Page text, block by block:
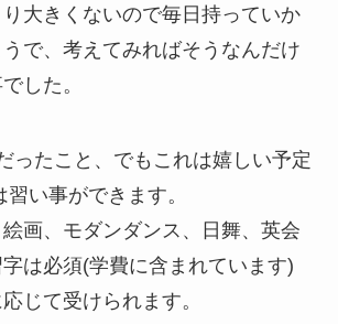
大きくないので毎日持っていか
で、考えてみればそうなんだけ
した。
ったこと、でもこれは嬉しい予定
い事ができます。
画、モダンダンス、日舞、英会
は必須(学費に含まれています)
じて受けられます。